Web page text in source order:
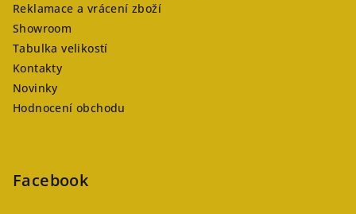
Reklamace a vrácení zboží
Showroom
Tabulka velikostí
Kontakty
Novinky
Hodnocení obchodu
Facebook